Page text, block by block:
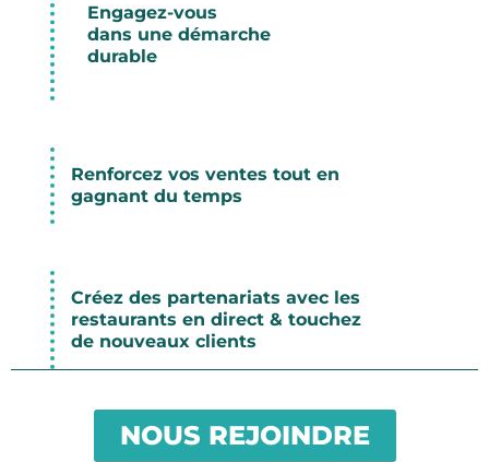
Engagez-vous
dans une démarche
durable
Renforcez vos ventes tout en
gagnant du temps
Créez des partenariats avec les
restaurants en direct & touchez
de nouveaux clients
NOUS REJOINDRE